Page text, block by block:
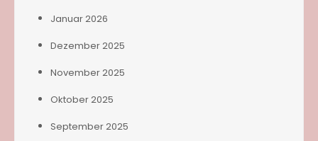
Januar 2026
Dezember 2025
November 2025
Oktober 2025
September 2025